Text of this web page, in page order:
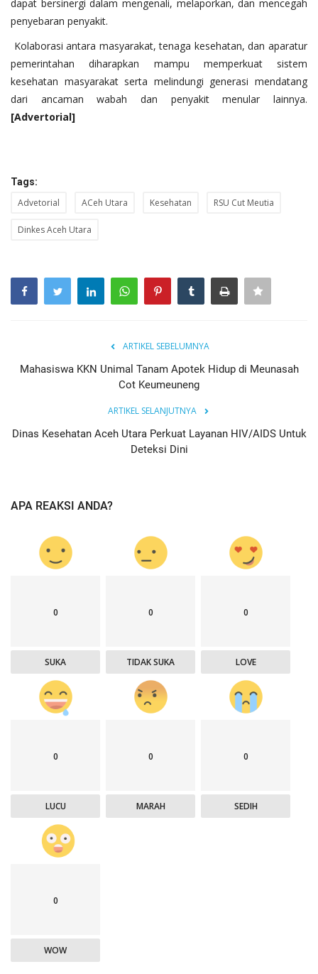
dapat bersinergi dalam mengenali, melaporkan, dan mencegah
penyebaran penyakit.
Kolaborasi antara masyarakat, tenaga kesehatan, dan aparatur
pemerintahan diharapkan mampu memperkuat sistem
kesehatan masyarakat serta melindungi generasi mendatang
dari ancaman wabah dan penyakit menular lainnya.
[Advertorial]
Tags:
Advetorial ACeh Utara Kesehatan RSU Cut Meutia
Dinkes Aceh Utara
ARTIKEL SEBELUMNYA
Mahasiswa KKN Unimal Tanam Apotek Hidup di Meunasah
Cot Keumeuneng
ARTIKEL SELANJUTNYA
Dinas Kesehatan Aceh Utara Perkuat Layanan HIV/AIDS Untuk
Deteksi Dini
APA REAKSI ANDA?
0
SUKA
0
TIDAK SUKA
0
LOVE
0
LUCU
0
MARAH
0
SEDIH
0
WOW